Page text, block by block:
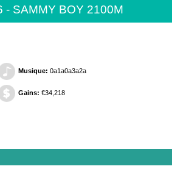
- SAMMY BOY 2100M
Musique: 0a1a0a3a2a
Gains: €34,218